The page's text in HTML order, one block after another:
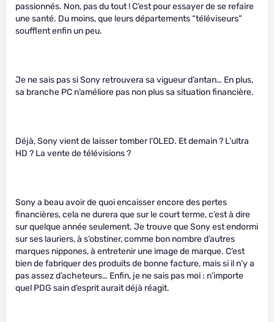
passionnés. Non, pas du tout ! C’est pour essayer de se refaire
une santé. Du moins, que leurs départements “téléviseurs”
soufflent enfin un peu.
Je ne sais pas si Sony retrouvera sa vigueur d’antan… En plus,
sa branche PC n’améliore pas non plus sa situation financière.
Déjà, Sony vient de laisser tomber l’OLED. Et demain ? L’ultra
HD ? La vente de télévisions ?
Sony a beau avoir de quoi encaisser encore des pertes
financières, cela ne durera que sur le court terme, c’est à dire
sur quelque année seulement. Je trouve que Sony est endormi
sur ses lauriers, à s’obstiner, comme bon nombre d’autres
marques nippones, à entretenir une image de marque. C’est
bien de fabriquer des produits de bonne facture, mais si il n’y a
pas assez d’acheteurs… Enfin, je ne sais pas moi : n’importe
quel PDG sain d’esprit aurait déjà réagit.